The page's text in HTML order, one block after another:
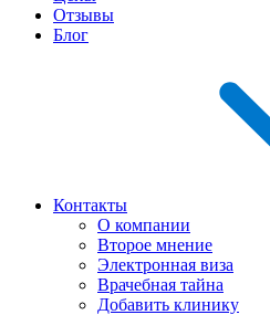
Отзывы
Блог
Контакты
О компании
Второе мнение
Электронная виза
Врачебная тайна
Добавить клинику